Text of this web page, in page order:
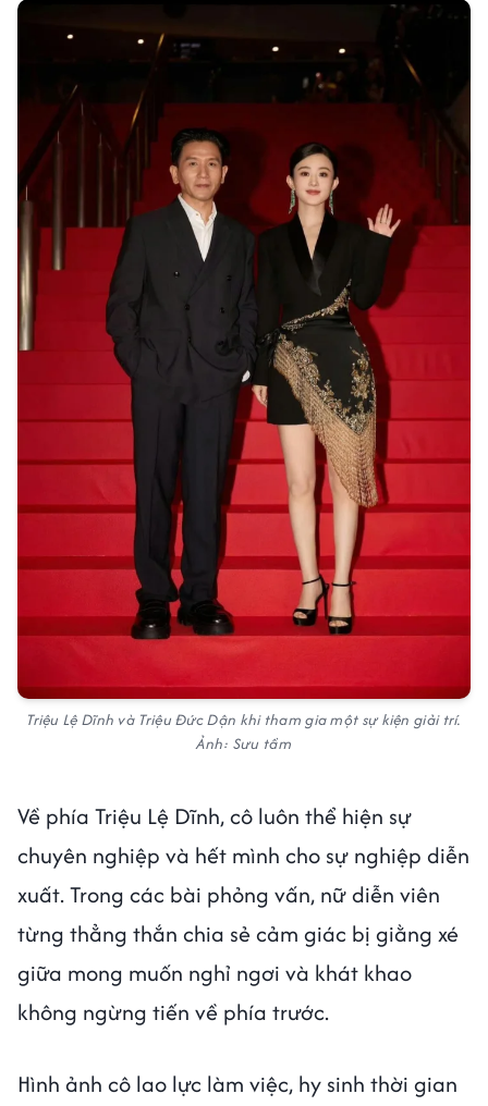
Triệu Lệ Dĩnh và Triệu Đức Dận khi tham gia một sự kiện giải trí.
Ảnh: Sưu tầm
Về phía Triệu Lệ Dĩnh, cô luôn thể hiện sự
chuyên nghiệp và hết mình cho sự nghiệp diễn
xuất. Trong các bài phỏng vấn, nữ diễn viên
từng thẳng thắn chia sẻ cảm giác bị giằng xé
giữa mong muốn nghỉ ngơi và khát khao
không ngừng tiến về phía trước.
Hình ảnh cô lao lực làm việc, hy sinh thời gian